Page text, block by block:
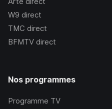
W9 direct
TMC direct
BFMTV direct
Nos programmes
Programme TV